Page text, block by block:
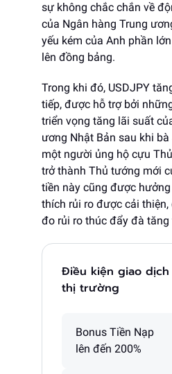
sự không chắc chắn về
của Ngân hàng Trung
yếu kém của Anh phần
lên đồng bảng.
Trong khi đó, USDJPY
tiếp, được hỗ trợ bởi
triển vọng tăng lãi suất
ương Nhật Bản sau khi
một người ủng hộ cựu
trở thành Thủ tướng mới
tiền này cũng được
thích rủi ro được cải
đo rủi ro thúc đẩy đà tăng
Điều kiện giao
thị trường
Bonus Tiền Nạp
lên đến 200%